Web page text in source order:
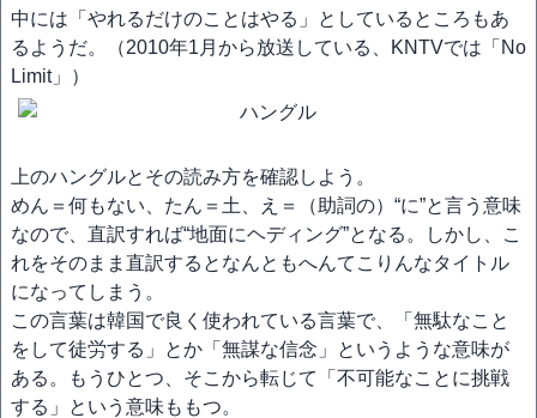
中には「やれるだけのことはやる」としているところもあ
るようだ。（2010年1月から放送している、KNTVでは「No
Limit」）
上のハングルとその読み方を確認しよう。
めん＝何もない、たん＝土、え＝（助詞の）“に”と言う意味
なので、直訳すれば“地面にヘディング”となる。しかし、こ
れをそのまま直訳するとなんともへんてこりんなタイトル
になってしまう。
この言葉は韓国で良く使われている言葉で、「無駄なこと
をして徒労する」とか「無謀な信念」というような意味が
ある。もうひとつ、そこから転じて「不可能なことに挑戦
する」という意味ももつ。